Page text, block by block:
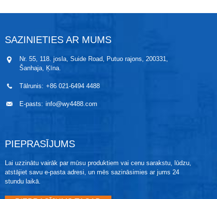
SAZINIETIES AR MUMS
Nr. 55, 118. josla, Suide Road, Putuo rajons, 200331,
Šanhaja, Ķīna.
Tālrunis: +86 021-6494 4488
E-pasts: info@wy4488.com
PIEPRASĪJUMS
Lai uzzinātu vairāk par mūsu produktiem vai cenu sarakstu, lūdzu,
atstājiet savu e-pasta adresi, un mēs sazināsimies ar jums 24
stundu laikā.